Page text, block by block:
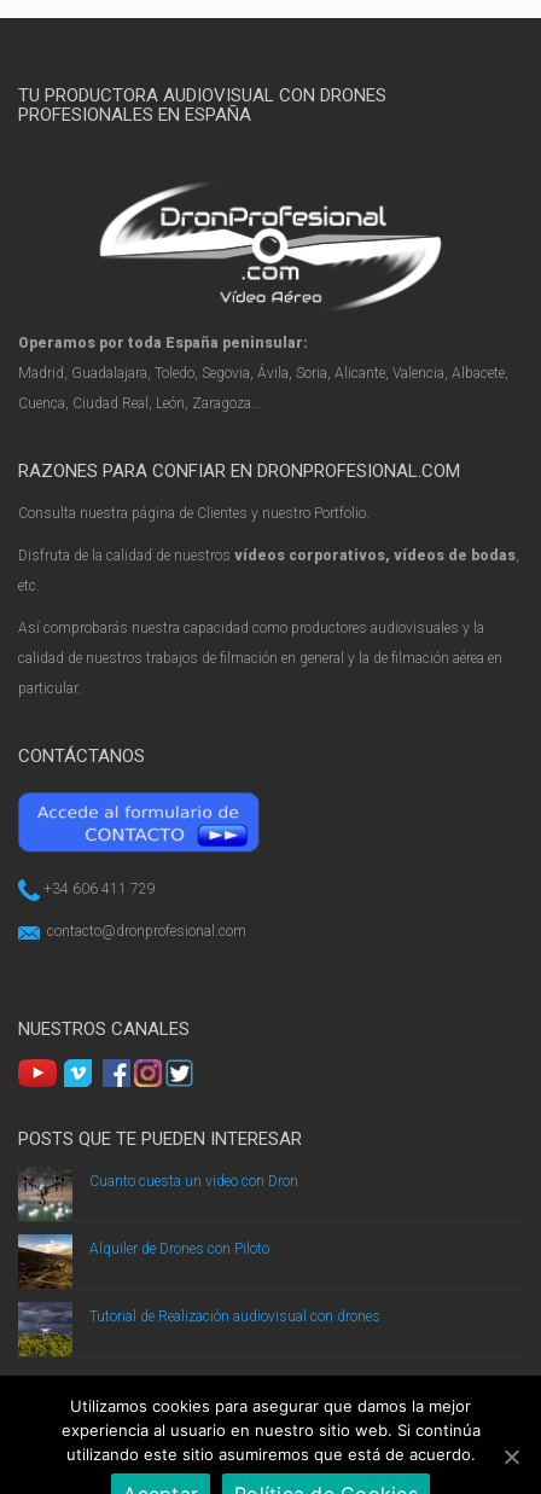
TU PRODUCTORA AUDIOVISUAL CON DRONES
PROFESIONALES EN ESPAÑA
Operamos por toda España peninsular:
Madrid, Guadalajara, Toledo, Segovia, Ávila, Soria, Alicante, Valencia, Albacete,
Cuenca, Ciudad Real, León, Zaragoza...
RAZONES PARA CONFIAR EN DRONPROFESIONAL.COM
Consulta nuestra página de Clientes y nuestro Portfolio.
Disfruta de la calidad de nuestros vídeos corporativos, vídeos de bodas,
etc.
Así comprobarás nuestra capacidad como productores audiovisuales y la
calidad de nuestros trabajos de filmación en general y la de filmación aérea en
particular.
CONTÁCTANOS
+34 606 411 729
contacto@dronprofesional.com
NUESTROS CANALES
POSTS QUE TE PUEDEN INTERESAR
Cuanto cuesta un video con Dron
Alquiler de Drones con Piloto
Tutorial de Realización audiovisual con drones
DRONPROFESIONAL.COM ® Todos los derechos reservados.Aviso legal
Utilizamos cookies para asegurar que damos la mejor
experiencia al usuario en nuestro sitio web. Si continúa
utilizando este sitio asumiremos que está de acuerdo.